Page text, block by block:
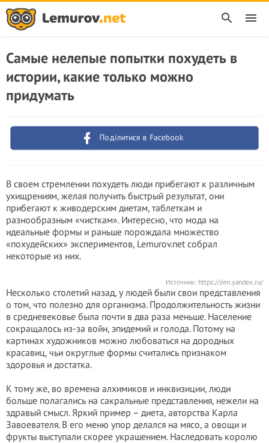
Самые нелепые попытки похудеть в
истории, какие только можно
придумать
Поділитися в Facebook
В своем стремлении похудеть люди прибегают к различным
ухищрениям, желая получить быстрый результат, они
прибегают к живодерским диетам, таблеткам и
разнообразным «чисткам». Интересно, что мода на
идеальные формы и раньше порождала множество
«похудейских» экспериментов, Lemurov.net собрал
некоторые из них.
Источник: https://zen.yandex.ru/
Несколько столетий назад, у людей были свои представления
о том, что полезно для организма. Продолжительность жизни
в средневековье была почти в два раза меньше. Население
сокращалось из-за войн, эпидемий и голода. Потому на
картинах художников можно любоваться на дородных
красавиц, чьи округлые формы считались признаком
здоровья и достатка.
К тому же, во времена алхимиков и инквизиции, люди
больше полагались на сакральные представления, нежели на
здравый смысл. Яркий пример – диета, авторства Карла
Завоевателя. В его меню упор делался на мясо, а овощи и
фрукты выступали скорее украшением. Наследовать королю